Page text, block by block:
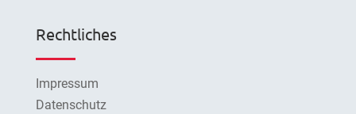
Rechtliches
Impressum
Datenschutz